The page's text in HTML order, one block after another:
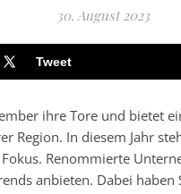
30. August 2023
Tweet
ihre Tore und bietet
Region. In diesem Jahr
Renommierte
anbieten. Dabei